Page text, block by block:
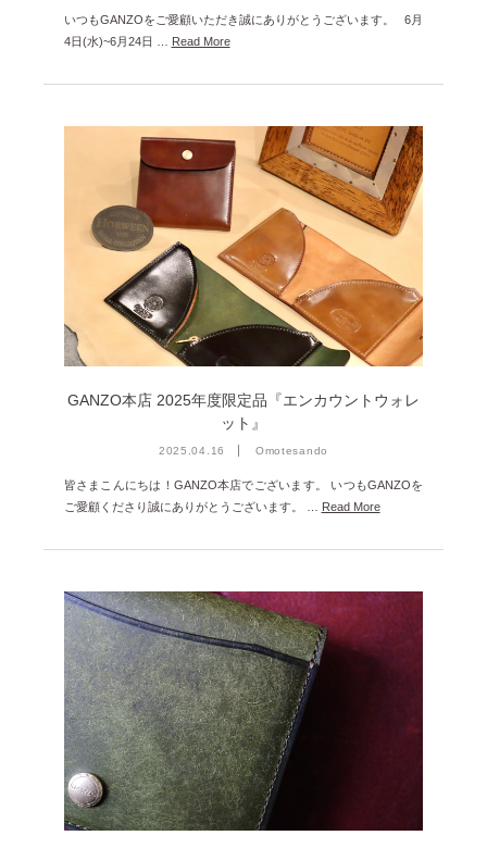
2022年3月 [3]
2019年12月 [1]
2019年11月 [2]
2019年10月 [1]
2019年3月 [1]
2018年5月 [1]
いつもGANZOをご愛顧いただき誠にありがとうございます。 6月
4日(水)~6月24日 …
Read More
GANZO本店 2025年度限定品『エンカウントウォレ
ット』
2025.04.16 Omotesando
皆さまこんにちは！GANZO本店でございます。 いつもGANZOを
ご愛顧くださり誠にありがとうございます。 …
Read More